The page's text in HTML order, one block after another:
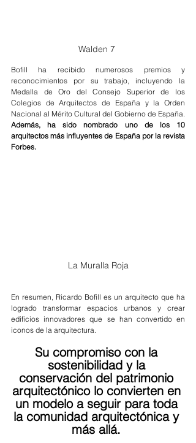
Walden 7
Bofill ha recibido numerosos premios y
reconocimientos por su trabajo, incluyendo la
Medalla de Oro del Consejo Superior de los
Colegios de Arquitectos de España y la Orden
Además, ha sido nombrado uno de los 10
arquitectos más influyentes de España por la revista
Forbes.
La Muralla Roja
En resumen, Ricardo Bofill es un arquitecto que ha
logrado transformar espacios urbanos y crear
edificios innovadores que se han convertido en
iconos de la arquitectura.
Su compromiso con la
sostenibilidad y la
conservación del patrimonio
arquitectónico lo convierten en
un modelo a seguir para toda
la comunidad arquitectónica y
más allá.